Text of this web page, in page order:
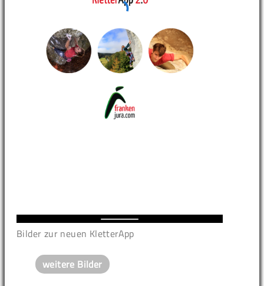
Bilder zur neuen KletterApp
weitere Bilder